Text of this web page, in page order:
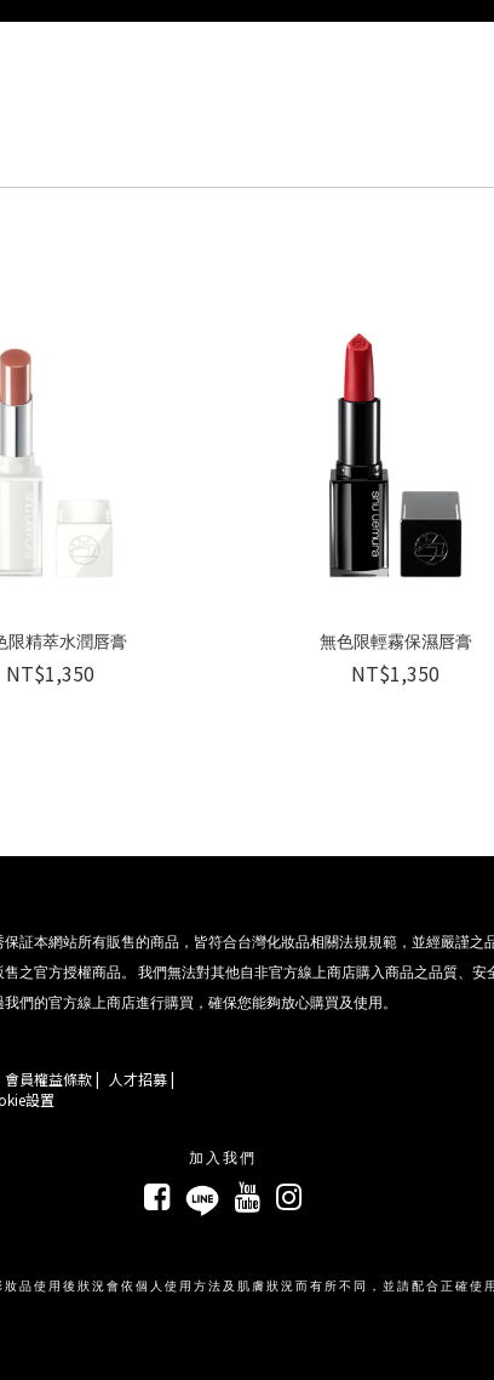
限精萃水潤唇膏
NT$1,350
無色限輕霧保濕唇膏
NT$1,350
保証本網站所有販售的商品，皆符合台灣化妝品相關法規規範，並經嚴謹之
之官方授權商品。 我們無法對其他自非官方線上商店購入商品之品質、安
們的官方線上商店進行購買，確保您能夠放心購買及使用。
會員權益條款 |
人才招募 |
設置
加入我們
妝品使用後狀況會依個人使用方法及肌膚狀況而有所不同，並請配合正確使